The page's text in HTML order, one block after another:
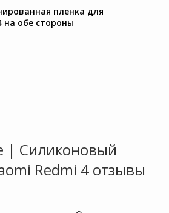
пленка для
на обе стороны
| Силиконовый
Redmi 4 отзывы